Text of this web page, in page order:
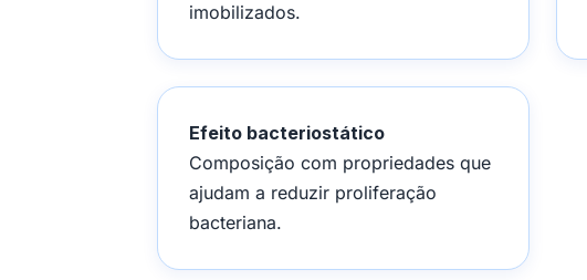
imobilizados.
Efeito bacteriostático
Composição com propriedades que
ajudam a reduzir proliferação
bacteriana.